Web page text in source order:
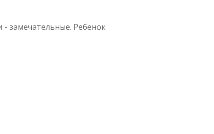
- замечательные. Ребенок